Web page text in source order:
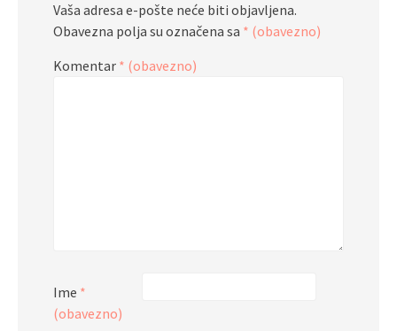
Vaša adresa e-pošte neće biti objavljena.
Obavezna polja su označena sa * (obavezno)
Komentar * (obavezno)
Ime *
(obavezno)